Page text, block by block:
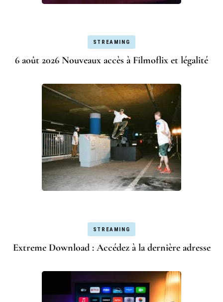
STREAMING
6 août 2026 Nouveaux accès à Filmoflix et légalité
STREAMING
Extreme Download : Accédez à la dernière adresse